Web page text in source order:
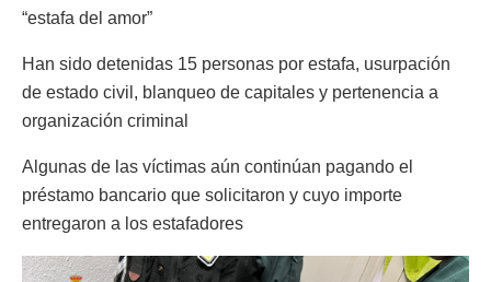
“estafa del amor”
Han sido detenidas 15 personas por estafa, usurpación
de estado civil, blanqueo de capitales y pertenencia a
organización criminal
Algunas de las víctimas aún continúan pagando el
préstamo bancario que solicitaron y cuyo importe
entregaron a los estafadores